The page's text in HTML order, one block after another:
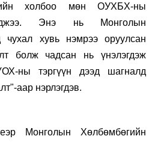
холбоо мөн ОУХБХ-ны
Энэ нь Монголын
чухал хувь нэмрээ оруулсан
болж чадсан нь үнэлэгдэж
ны тэргүүн дээд шагналд
аар нэрлэгдэв.
Монголын Хөлбөмбөгийн